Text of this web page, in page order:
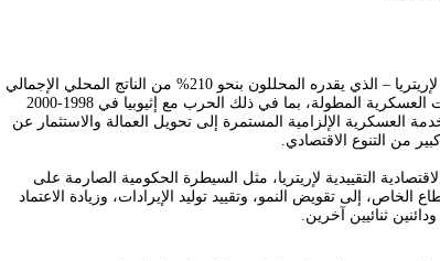
يعود الارتفاع الكبير في الدين العام لإريتريا – الذي يقدره المحللون بنحو 210% من الناتج المحلي الإجمالي
في عام 2025 – جزئياً إلى الصراعات العسكرية المطولة، بما في ذلك الحرب مع إثيوبيا في 1998-2000
العسكرية الإلزامية المستمرة إلى تحويل العمالة والاستثمار عن
من التنوع الاقتصادي.
التقييدية لإريتريا، مثل السيطرة الحكومية الصارمة على
الخاص، إلى تقويض النمو، وتقييد توليد الإيرادات، وزيادة الاعتماد
ثنائيين آخرين.